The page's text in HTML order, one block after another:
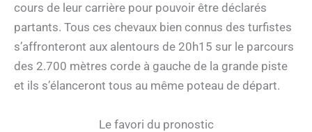
cours de leur carrière pour pouvoir être déclarés
partants. Tous ces chevaux bien connus des turfistes
s’affronteront aux alentours de 20h15 sur le parcours
des 2.700 mètres corde à gauche de la grande piste
et ils s’élanceront tous au même poteau de départ.
Le favori du pronostic